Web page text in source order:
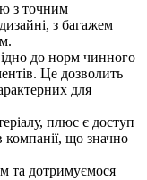
з точним
з багажем
до норм чинного
Це дозволить
для
плюс є доступ
компанії, що значно
та дотримуємося